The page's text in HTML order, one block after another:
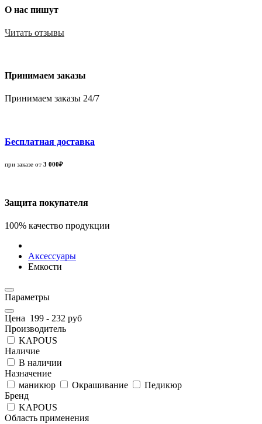
О нас пишут
Читать отзывы
Принимаем заказы
Принимаем заказы 24/7
Бесплатная доставка
при заказе от 3 000₽
Защита покупателя
100% качество продукции
Аксессуары
Емкости
Параметры
Цена 199 - 232 руб
Производитель
KAPOUS
Наличие
В наличии
Назначение
маникюр
Окрашивание
Педикюр
Бренд
KAPOUS
Область применения